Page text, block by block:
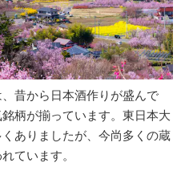
昔から日本酒作りが盛んで
柄が揃っています。東日本大
ありましたが、今尚多くの蔵
ています。